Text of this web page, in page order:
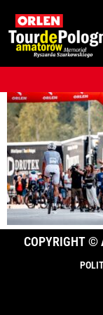
COPYRIGHT ©